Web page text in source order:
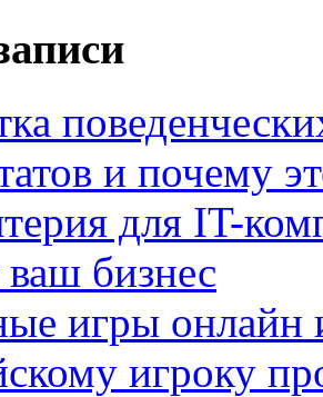
и почему
для IT-
ваш бизнес
игры онлайн
игроку